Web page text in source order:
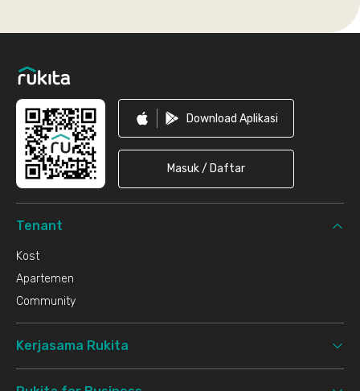
Download Aplikasi
Masuk / Daftar
Tenant
Kost
Apartemen
Community
Kerjasama Rukita